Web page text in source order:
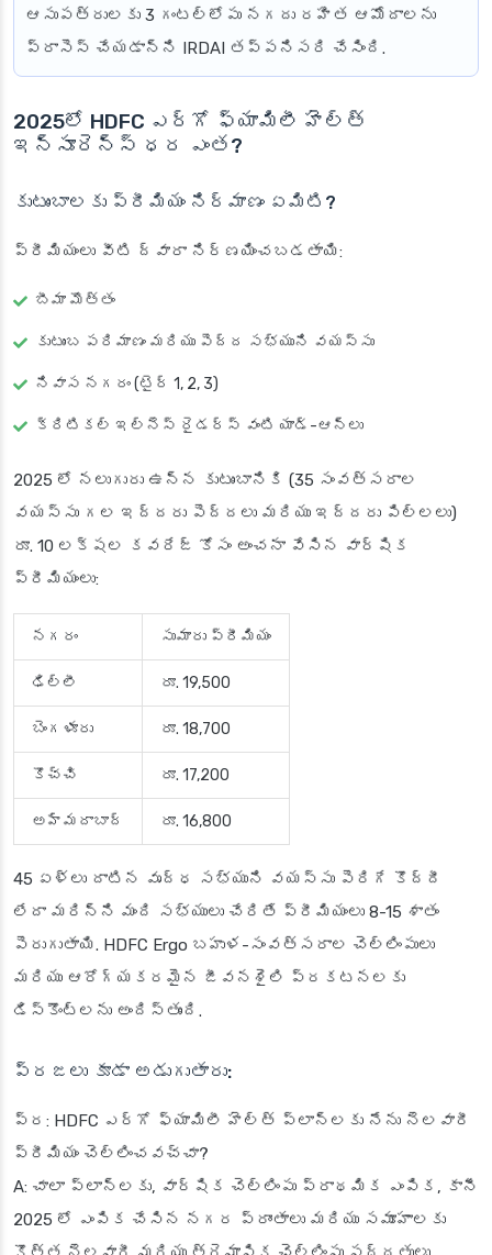
ఆసుపత్రులకు 3 గంటల్లోపు నగదు రహిత ఆమోదాలను
ప్రాసెస్ చేయడాన్ని IRDAI తప్పనిసరి చేసింది.
2025లో HDFC ఎర్గో ఫ్యామిలీ హెల్త్
ఇన్సూరెన్స్ ధర ఎంత?
కుటుంబాలకు ప్రీమియం నిర్మాణం ఏమిటి?
ప్రీమియంలు వీటి ద్వారా నిర్ణయించబడతాయి:
బీమా మొత్తం
కుటుంబ పరిమాణం మరియు పెద్ద సభ్యుని వయస్సు
నివాస నగరం (టైర్ 1, 2, 3)
క్రిటికల్ ఇల్నెస్ రైడర్స్ వంటి యాడ్-ఆన్‌లు
2025 లో నలుగురు ఉన్న కుటుంబానికి (35 సంవత్సరాల
వయస్సు గల ఇద్దరు పెద్దలు మరియు ఇద్దరు పిల్లలు)
రూ. 10 లక్షల కవరేజ్ కోసం అంచనా వేసిన వార్షిక
ప్రీమియంలు:
నగరం సుమారు ప్రీమియం
ఢిల్లీ రూ. 19,500
బెంగళూరు రూ. 18,700
కొచ్చి రూ. 17,200
అహ్మదాబాద్ రూ. 16,800
45 ఏళ్లు దాటిన వృద్ధ సభ్యుని వయస్సు పెరిగే కొద్దీ
లేదా మరిన్ని మంది సభ్యులు చేరితే ప్రీమియంలు 8-15 శాతం
పెరుగుతాయి. HDFC Ergo బహుళ-సంవత్సరాల చెల్లింపులు
మరియు ఆరోగ్యకరమైన జీవనశైలి ప్రకటనలకు
డిస్కౌంట్లను అందిస్తుంది.
ప్రజలు కూడా అడుగుతారు:
ప్ర: HDFC ఎర్గో ఫ్యామిలీ హెల్త్ ప్లాన్‌లకు నేను నెలవారీ
ప్రీమియం చెల్లించవచ్చా?
A: చాలా ప్లాన్‌లకు, వార్షిక చెల్లింపు ప్రాథమిక ఎంపిక, కానీ
2025 లో ఎంపిక చేసిన నగర ప్రాంతాలు మరియు సమూహాలకు